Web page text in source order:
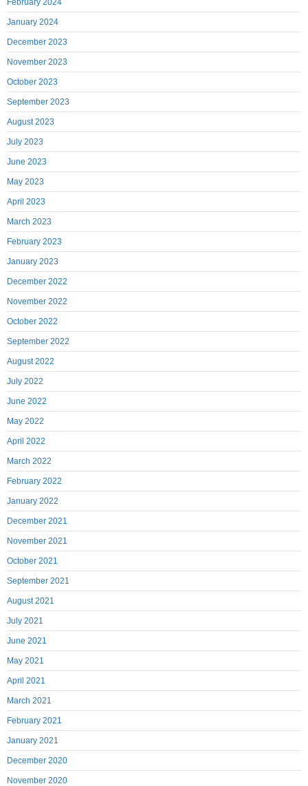
February 2024
January 2024
December 2023
November 2023
October 2023
September 2023
August 2023
July 2023
June 2023
May 2023
April 2023
March 2023
February 2023
January 2023
December 2022
November 2022
October 2022
September 2022
August 2022
July 2022
June 2022
May 2022
April 2022
March 2022
February 2022
January 2022
December 2021
November 2021
October 2021
September 2021
August 2021
July 2021
June 2021
May 2021
April 2021
March 2021
February 2021
January 2021
December 2020
November 2020